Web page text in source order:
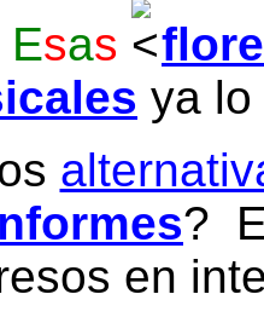
Esas
ya
?
en